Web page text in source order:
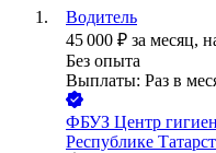
Водитель
45 000 ₽ за месяц,
Без опыта
Выплаты: Раз в
ФБУЗ Центр
Республике